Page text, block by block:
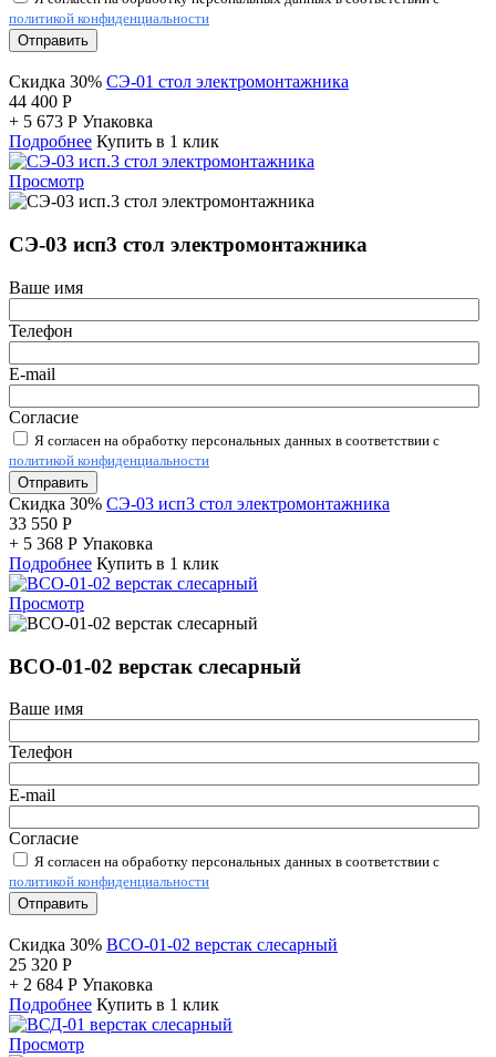
политикой конфиденциальности
Отправить
Скидка 30% СЭ-01 стол электромонтажника
44 400 Р
+ 5 673 Р Упаковка
Подробнее Купить в 1 клик
Просмотр
СЭ-03 исп3 стол электромонтажника
Ваше имя
Телефон
E-mail
Согласие
Я согласен на обработку персональных данных в соответствии с
политикой конфиденциальности
Отправить
Скидка 30% СЭ-03 исп3 стол электромонтажника
33 550 Р
+ 5 368 Р Упаковка
Подробнее Купить в 1 клик
Просмотр
ВСО-01-02 верстак слесарный
Ваше имя
Телефон
E-mail
Согласие
Я согласен на обработку персональных данных в соответствии с
политикой конфиденциальности
Отправить
Скидка 30% ВСО-01-02 верстак слесарный
25 320 Р
+ 2 684 Р Упаковка
Подробнее Купить в 1 клик
Просмотр